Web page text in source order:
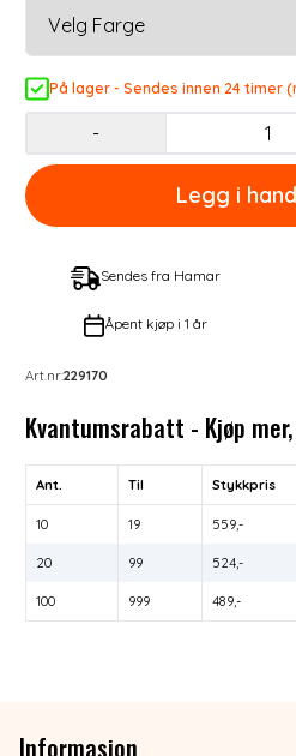
På lager - Sendes innen 24 timer
-
Sendes fra Hamar
Åpent kjøp i 1 år
Art.nr:229170
Kvantumsrabatt - Kjøp
Ant. Til Stykkpris
10 19 559,-
20 99 524,-
100 999 489,-
Informasjon